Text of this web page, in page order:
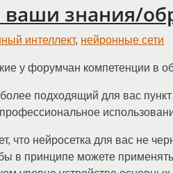
знания/
интеллект, нейронные сети
у форумчан компетенции в
подходящий для вас
что нейросетка для вас не
в принципе можете